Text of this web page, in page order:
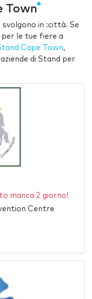
Town
in :città. Se
per le tue fiere a
Cape Town,
di Stand per
manca 2 giorno!
Centre